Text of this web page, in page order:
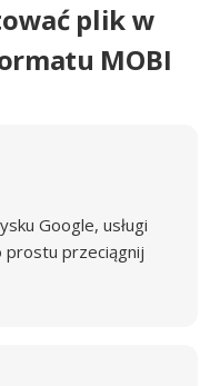
plik w
MOBI
Google, usługi
prostu przeciągnij